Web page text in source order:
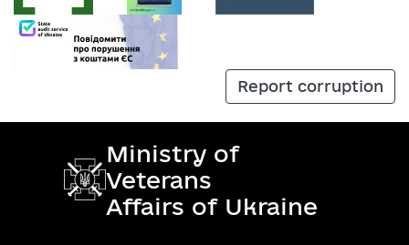
Report corruption
Ministry of
Veterans
Affairs of Ukraine